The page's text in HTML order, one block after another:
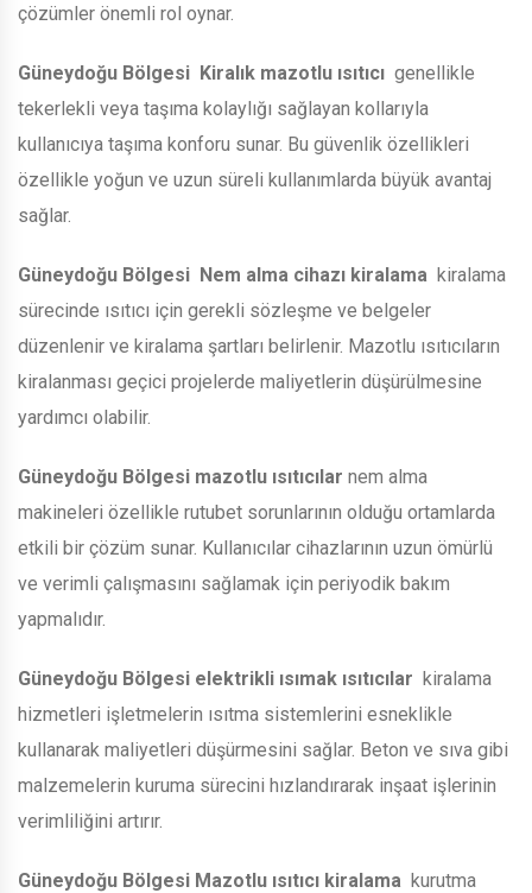
çözümler önemli rol oynar.
Güneydoğu Bölgesi Kiralık mazotlu ısıtıcı genellikle
tekerlekli veya taşıma kolaylığı sağlayan kollarıyla
kullanıcıya taşıma konforu sunar. Bu güvenlik özellikleri
özellikle yoğun ve uzun süreli kullanımlarda büyük avantaj
sağlar.
Güneydoğu Bölgesi Nem alma cihazı kiralama kiralama
sürecinde ısıtıcı için gerekli sözleşme ve belgeler
düzenlenir ve kiralama şartları belirlenir. Mazotlu ısıtıcıların
kiralanması geçici projelerde maliyetlerin düşürülmesine
yardımcı olabilir.
Güneydoğu Bölgesi mazotlu ısıtıcılar nem alma
makineleri özellikle rutubet sorunlarının olduğu ortamlarda
etkili bir çözüm sunar. Kullanıcılar cihazlarının uzun ömürlü
ve verimli çalışmasını sağlamak için periyodik bakım
yapmalıdır.
Güneydoğu Bölgesi elektrikli ısımak ısıtıcılar kiralama
hizmetleri işletmelerin ısıtma sistemlerini esneklikle
kullanarak maliyetleri düşürmesini sağlar. Beton ve sıva gibi
malzemelerin kuruma sürecini hızlandırarak inşaat işlerinin
verimliliğini artırır.
Güneydoğu Bölgesi Mazotlu ısıtıcı kiralama kurutma